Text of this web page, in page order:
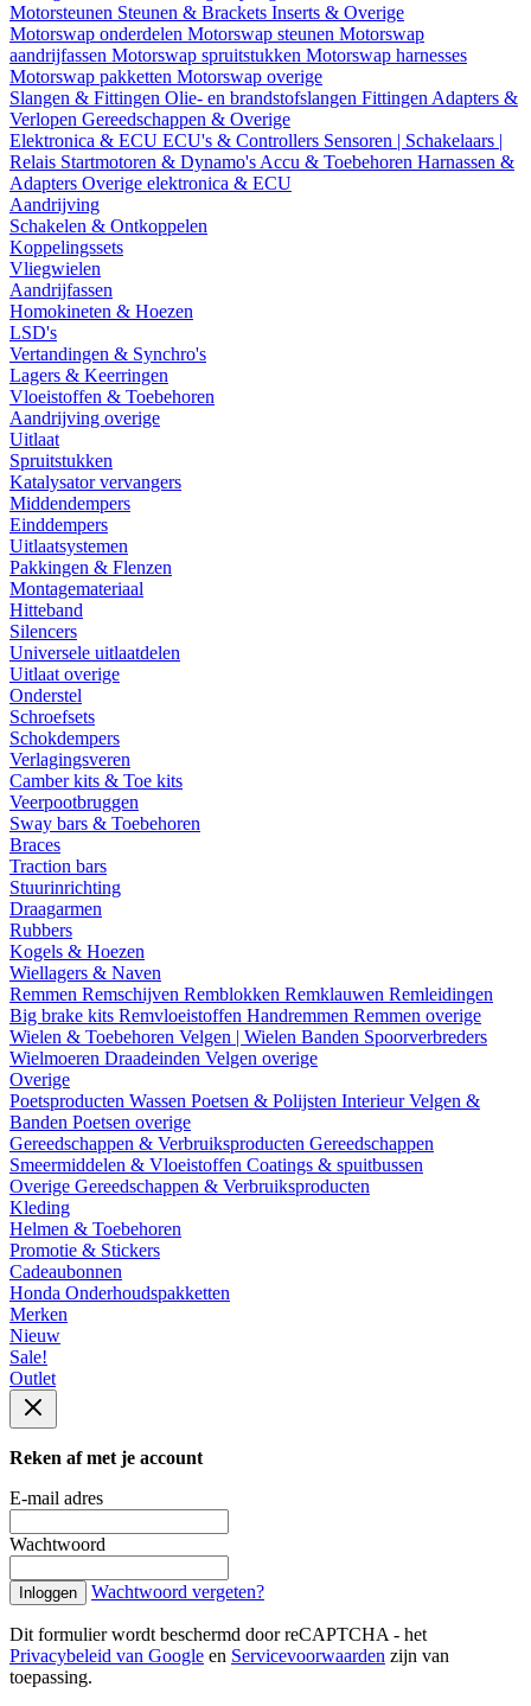
Motorsteunen Steunen & Brackets Inserts & Overige
Motorswap onderdelen Motorswap steunen Motorswap
aandrijfassen Motorswap spruitstukken Motorswap harnesses
Motorswap pakketten Motorswap overige
Slangen & Fittingen Olie- en brandstofslangen Fittingen Adapters &
Verlopen Gereedschappen & Overige
Elektronica & ECU ECU's & Controllers Sensoren | Schakelaars |
Relais Startmotoren & Dynamo's Accu & Toebehoren Harnassen &
Adapters Overige elektronica & ECU
Aandrijving
Schakelen & Ontkoppelen
Koppelingssets
Vliegwielen
Aandrijfassen
Homokineten & Hoezen
LSD's
Vertandingen & Synchro's
Lagers & Keerringen
Vloeistoffen & Toebehoren
Aandrijving overige
Uitlaat
Spruitstukken
Katalysator vervangers
Middendempers
Einddempers
Uitlaatsystemen
Pakkingen & Flenzen
Montagemateriaal
Hitteband
Silencers
Universele uitlaatdelen
Uitlaat overige
Onderstel
Schroefsets
Schokdempers
Verlagingsveren
Camber kits & Toe kits
Veerpootbruggen
Sway bars & Toebehoren
Braces
Traction bars
Stuurinrichting
Draagarmen
Rubbers
Kogels & Hoezen
Wiellagers & Naven
Remmen Remschijven Remblokken Remklauwen Remleidingen
Big brake kits Remvloeistoffen Handremmen Remmen overige
Wielen & Toebehoren Velgen | Wielen Banden Spoorverbreders
Wielmoeren Draadeinden Velgen overige
Overige
Poetsproducten Wassen Poetsen & Polijsten InterieurVelgen &
Banden Poetsen overige
Gereedschappen & Verbruiksproducten Gereedschappen
Smeermiddelen & Vloeistoffen Coatings & spuitbussen
Overige Gereedschappen & Verbruiksproducten
Kleding
Helmen & Toebehoren
Promotie & Stickers
Cadeaubonnen
Honda Onderhoudspakketten
Merken
Nieuw
Sale!
Outlet
Reken af met je account
E-mail adres
Wachtwoord
Inloggen Wachtwoord vergeten?
Dit formulier wordt beschermd door reCAPTCHA - het
Privacybeleid van Google en Servicevoorwaarden zijn van
toepassing.